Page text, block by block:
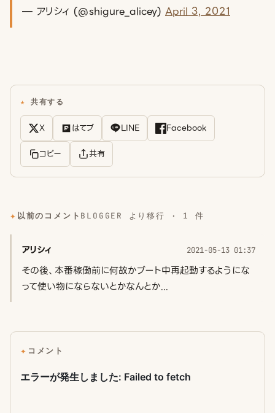
— アリシィ (@shigure_alicey) April 3, 2021
共有する
X はてブ LINE
Facebook
コピー
共有
以前のコメント BLOGGER より移行 · 1 件
アリシィ 2021-05-13 01:37
その後、本番稼働前に何故かブート中再起動するようにな
って使い物にならないとかなんとか...
コメント